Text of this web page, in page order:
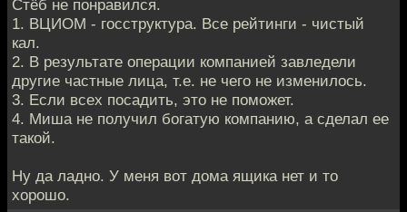
Стёб не понравился.
1. ВЦИОМ - госструктура. Все рейтинги - чистый
кал.
2. В результате операции компанией завледели
другие частные лица, т.е. не чего не изменилось.
3. Если всех посадить, это не поможет.
4. Миша не получил богатую компанию, а сделал ее
такой.
Ну да ладно. У меня вот дома ящика нет и то
хорошо.